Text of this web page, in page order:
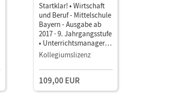
Startklar! • Wirtschaft
und Beruf - Mittelschule
Bayern - Ausgabe ab
2017 · 9. Jahrgangsstufe
• Unterrichtsmanager E-
Book mit
Lehrkräftematerialien
und Planungstools
Kollegiumslizenz
109,00 EUR